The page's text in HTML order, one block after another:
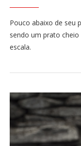
Pouco abaixo de seu
sendo um prato
escala.